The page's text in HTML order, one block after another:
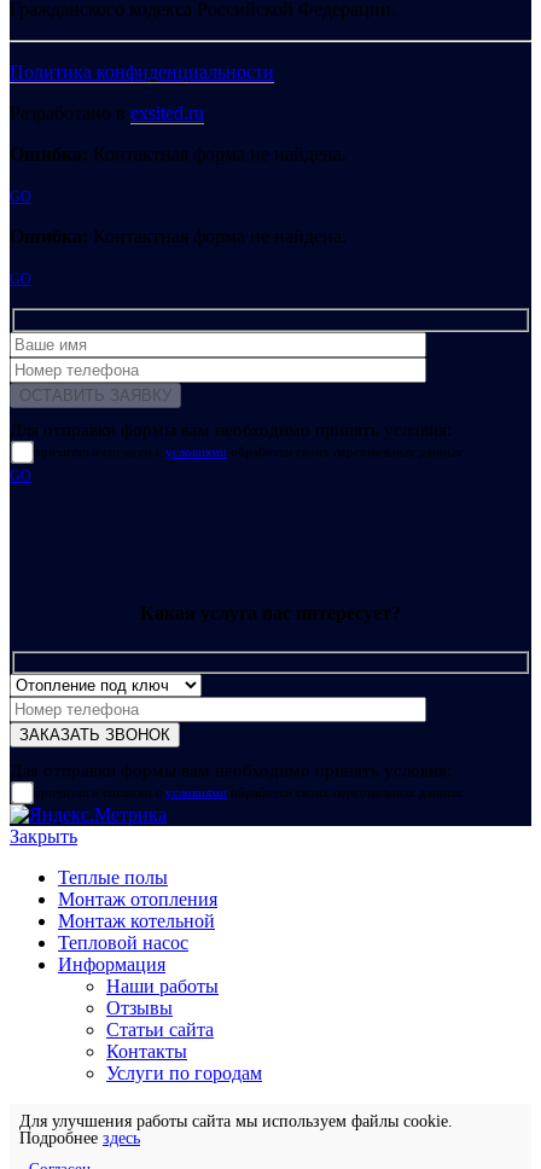
Гражданского кодекса Российской Федерации.
Политика конфиденциальности
Разработано в exsited.ru
Ошибка: Контактная форма не найдена.
GO
Ошибка: Контактная форма не найдена.
GO
Для отправки формы вам необходимо принять условия:
прочитал и согласен с условиями обработки своих персональных данных
GO
Какая услуга вас интересует?
Для отправки формы вам необходимо принять условия:
прочитал и согласен с условиями обработки своих персональных данных
Закрыть
Теплые полы
Монтаж отопления
Монтаж котельной
Тепловой насос
Информация
Наши работы
Отзывы
Статьи сайта
Контакты
Услуги по городам
Для улучшения работы сайта мы используем файлы cookie.
Подробнее здесь